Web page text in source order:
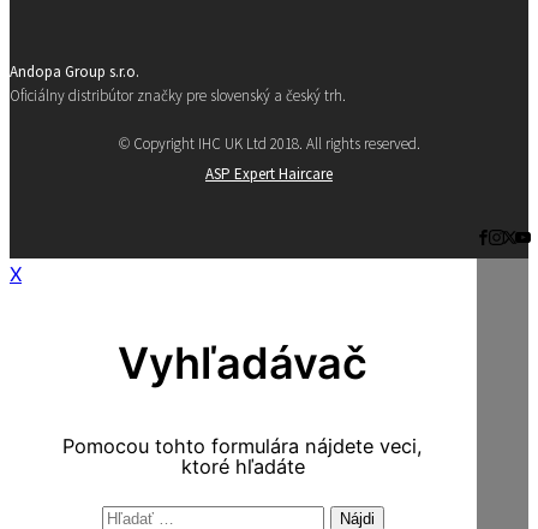
Andopa Group s.r.o.
Oficiálny distribútor značky pre slovenský a český trh.
© Copyright IHC UK Ltd 2018. All rights reserved.
ASP Expert Haircare
X
Vyhľadávač
Pomocou tohto formulára nájdete veci,
ktoré hľadáte
Hľadať: